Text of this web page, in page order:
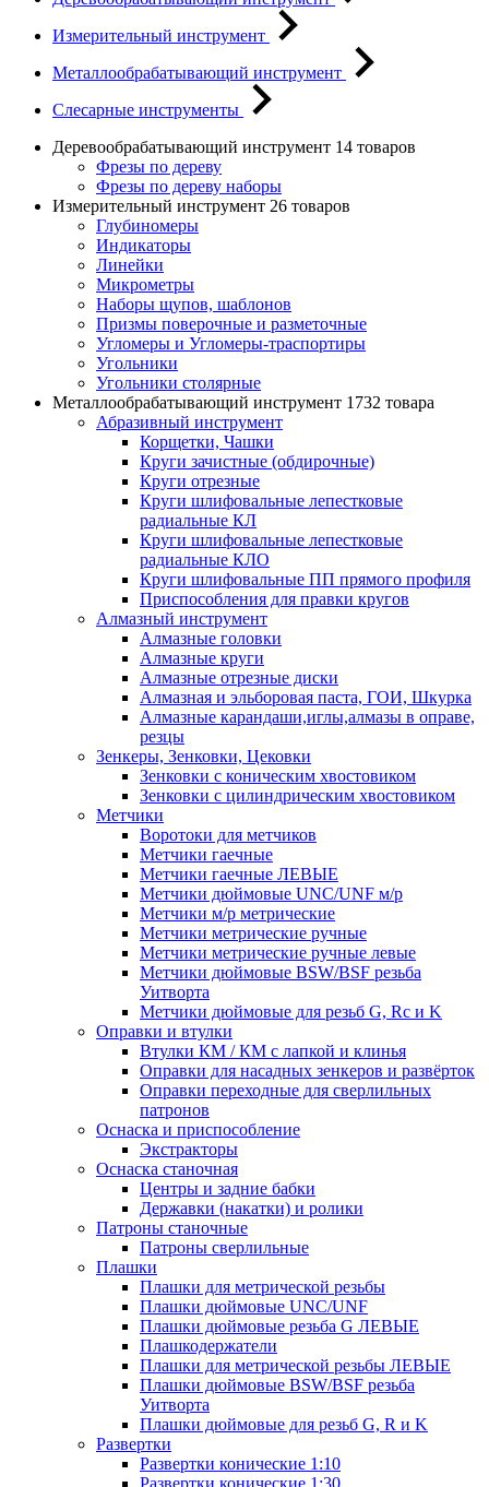
Измерительный инструмент
Металлообрабатывающий инструмент
Слесарные инструменты
Деревообрабатывающий инструмент 14 товаров
Фрезы по дереву
Фрезы по дереву наборы
Измерительный инструмент 26 товаров
Глубиномеры
Индикаторы
Линейки
Микрометры
Наборы щупов, шаблонов
Призмы поверочные и разметочные
Угломеры и Угломеры-траспортиры
Угольники
Угольники столярные
Металлообрабатывающий инструмент 1732 товара
Абразивный инструмент
Корщетки, Чашки
Круги зачистные (обдирочные)
Круги отрезные
Круги шлифовальные лепестковые
радиальные КЛ
Круги шлифовальные лепестковые
радиальные КЛО
Круги шлифовальные ПП прямого профиля
Приспособления для правки кругов
Алмазный инструмент
Алмазные головки
Алмазные круги
Алмазные отрезные диски
Алмазная и эльборовая паста, ГОИ, Шкурка
Алмазные карандаши,иглы,алмазы в оправе,
резцы
Зенкеры, Зенковки, Цековки
Зенковки с коническим хвостовиком
Зенковки с цилиндрическим хвостовиком
Метчики
Воротоки для метчиков
Метчики гаечные
Метчики гаечные ЛЕВЫЕ
Метчики дюймовые UNC/UNF м/р
Метчики м/р метрические
Метчики метрические ручные
Метчики метрические ручные левые
Метчики дюймовые BSW/BSF резьба
Уитворта
Метчики дюймовые для резьб G, Rc и K
Оправки и втулки
Втулки КМ / КМ с лапкой и клинья
Оправки для насадных зенкеров и развёрток
Оправки переходные для сверлильных
патронов
Оснаска и приспособление
Экстракторы
Оснаска станочная
Центры и задние бабки
Державки (накатки) и ролики
Патроны станочные
Патроны сверлильные
Плашки
Плашки для метрической резьбы
Плашки дюймовые UNC/UNF
Плашки дюймовые резьба G ЛЕВЫЕ
Плашкодержатели
Плашки для метрической резьбы ЛЕВЫЕ
Плашки дюймовые BSW/BSF резьба
Уитворта
Плашки дюймовые для резьб G, R и K
Развертки
Развертки конические 1:10
Развертки конические 1:30